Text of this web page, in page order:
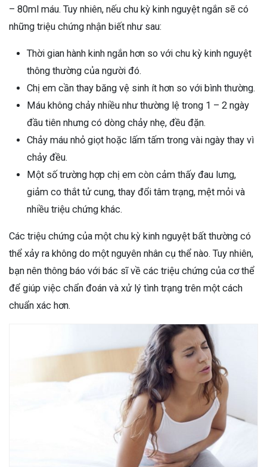
– 80ml máu. Tuy nhiên, nếu chu kỳ kinh nguyệt ngắn sẽ có
những triệu chứng nhận biết như sau:
Thời gian hành kinh ngắn hơn so với chu kỳ kinh nguyệt
thông thường của người đó.
Chị em cần thay băng vệ sinh ít hơn so với bình thường.
Máu không chảy nhiều như thường lệ trong 1 – 2 ngày
đầu tiên nhưng có dòng chảy nhẹ, đều đặn.
Chảy máu nhỏ giọt hoặc lấm tấm trong vài ngày thay vì
chảy đều.
Một số trường hợp chị em còn cảm thấy đau lưng,
giảm co thắt tử cung, thay đổi tâm trạng, mệt mỏi và
nhiều triệu chứng khác.
Các triệu chứng của một chu kỳ kinh nguyệt bất thường có
thể xảy ra không do một nguyên nhân cụ thể nào. Tuy nhiên,
bạn nên thông báo với bác sĩ về các triệu chứng của cơ thể
để giúp việc chẩn đoán và xử lý tình trạng trên một cách
chuẩn xác hơn.